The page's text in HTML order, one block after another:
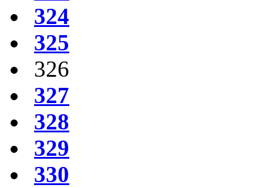
324
325
326
327
328
329
330